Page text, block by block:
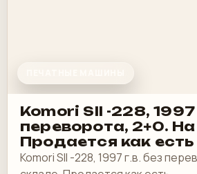
Komori SII -228, 1997
переворота, 2+0.
Продается как есть
Komori SII -228, 1997 г.в. без